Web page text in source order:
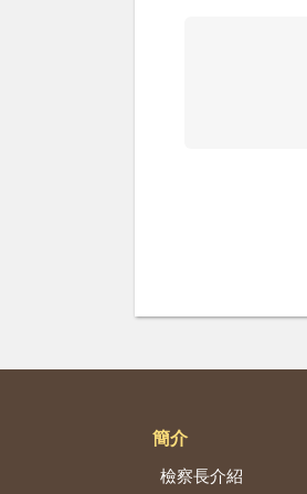
簡介
檢察長介紹